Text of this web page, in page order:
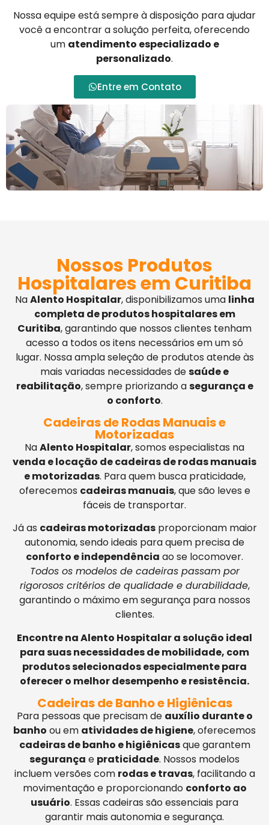
Nossa equipe está sempre à disposição para ajudar
você a encontrar a solução perfeita, oferecendo
um atendimento especializado e
personalizado.
Entre em Contato
Nossos Produtos
Hospitalares em Curitiba
NaAlento Hospitalar, disponibilizamos uma linha
completa de produtos hospitalares em
Curitiba, garantindo que nossos clientes tenham
acesso a todos os itens necessários em um só
lugar. Nossa ampla seleção de produtos atende às
mais variadas necessidades desaúde e
reabilitação, sempre priorizando asegurança e
o conforto.
Cadeiras de Rodas Manuais e
Motorizadas
NaAlento Hospitalar, somos especialistas na
venda e locação de cadeiras de rodas manuais
e motorizadas. Para quem busca praticidade,
oferecemos cadeiras manuais, que são leves e
fáceis de transportar.
Já as cadeiras motorizadasproporcionam maior
autonomia, sendo ideais para quem precisa de
conforto e independência ao se locomover.
Todos os modelos de cadeiras passam por
rigorosos critérios de qualidade e durabilidade,
garantindo o máximo em segurança para nossos
clientes.
Encontre na Alento Hospitalar a solução ideal
para suas necessidades de mobilidade, com
produtos selecionados especialmente para
oferecer o melhor desempenho e resistência.
Cadeiras de Banho e Higiênicas
Para pessoas que precisam de auxílio durante o
banho ou em atividades de higiene, oferecemos
cadeiras de banho e higiênicasque garantem
segurança e praticidade. Nossos modelos
incluem versões com rodas e travas, facilitando a
movimentação e proporcionando conforto ao
usuário. Essas cadeiras são essenciais para
garantir mais autonomia e segurança.